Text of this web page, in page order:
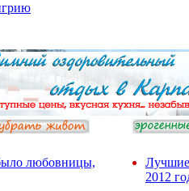
любовницы,
Лучшие
2012